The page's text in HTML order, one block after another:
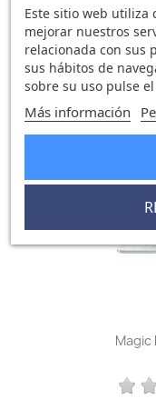
Magic
FUERA
Este sitio web utiliza
mejorar nuestros
relacionada con sus
sus hábitos de
sobre su uso pulse
Más información